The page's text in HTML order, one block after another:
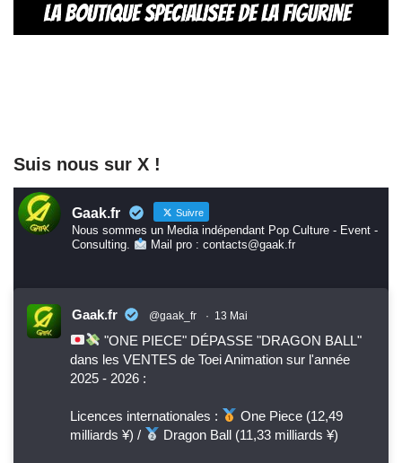
Suis nous sur X !
Gaak.fr Suivre
Nous sommes un Media indépendant Pop Culture - Event -
Consulting.
Mail pro : contacts@gaak.fr
Gaak.fr @gaak_fr · 13 Mai
"ONE PIECE" DÉPASSE "DRAGON BALL"
dans les VENTES de Toei Animation sur l'année
2025 - 2026 :
Licences internationales :
One Piece (12,49
milliards ¥) /
Dragon Ball (11,33 milliards ¥)